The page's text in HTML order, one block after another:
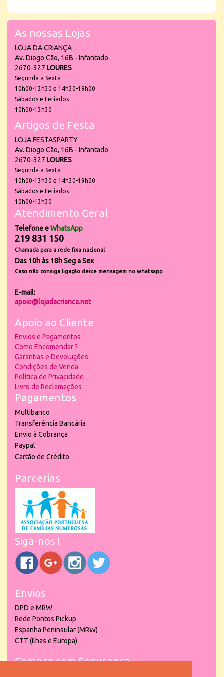
As nossas Lojas
LOJA DA CRIANÇA
Av. Diogo Cão, 16B - Infantado
2670-327 LOURES
Segunda a Sexta
10h00-13h30 e 14h30-19h00
Sábados e Feriados
10h00-13h30
Artigos de Festa
LOJA FESTASPARTY
Av. Diogo Cão, 16B - Infantado
2670-327 LOURES
Segunda a Sexta
10h00-13h30 e 14h30-19h00
Sábados e Feriados
10h00-13h30
Atendimento Geral
Telefone eWhatsApp
219 831 150
Chamada para a rede fixa nacional
Das 10h às 18h Seg a Sex
Caso não consiga ligação deixe mensagem no whatsapp
E-mail:
apoio@lojadacrianca.net
Apoio ao Cliente
Envios e Pagamentos
Como Encomendar ?
Garantias e Devoluções
Condições de Venda
Política de Privacidade
Livro de Reclamações
Pagamentos
Multibanco
Transferência Bancária
Envio à Cobrança
Paypal
Cartão de Crédito
Parcerias
Siga-nos !
Envios
DPD e MRW
Rede Pontos Pickup
Espanha Peninsular (MRW)
CTT (Ilhas e Europa)
Compre com Segurança